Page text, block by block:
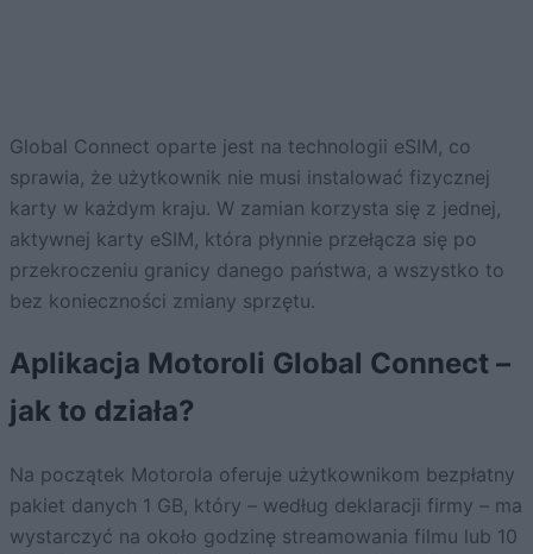
Global Connect oparte jest na technologii eSIM, co
sprawia, że użytkownik nie musi instalować fizycznej
karty w każdym kraju. W zamian korzysta się z jednej,
aktywnej karty eSIM, która płynnie przełącza się po
przekroczeniu granicy danego państwa, a wszystko to
bez konieczności zmiany sprzętu.
Aplikacja Motoroli Global Connect –
jak to działa?
Na początek Motorola oferuje użytkownikom bezpłatny
pakiet danych 1 GB, który – według deklaracji firmy – ma
wystarczyć na około godzinę streamowania filmu lub 10